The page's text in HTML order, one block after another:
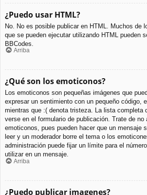
¿Puedo usar HTML?
No. No es posible publicar en HTML. Muchos de
que se pueden ejecutar utilizando HTML pueden
BBCodes.
Arriba
¿Qué son los emoticonos?
Los emoticonos son pequeñas imágenes que
expresar un sentimiento con un pequeño código,
mientras que :( denota tristeza. La lista completa
verse en el formulario de publicación. Trate de no
emoticonos, pues pueden hacer que un mensaje
leer y un moderador borre el tema o los
administración puede fijar un límite para el
utilizar en un mensaje.
Arriba
¿Puedo publicar imagenes?